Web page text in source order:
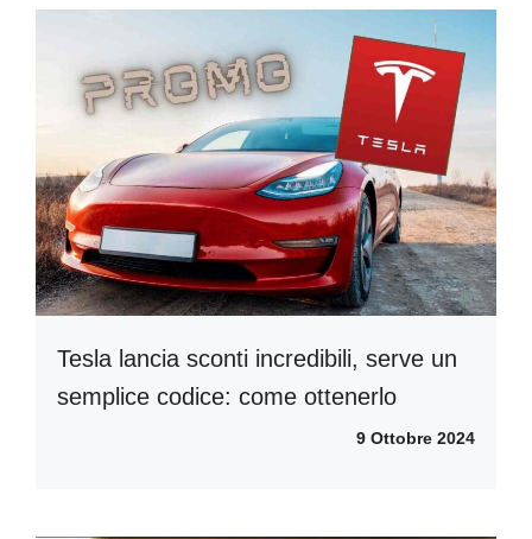
Tesla lancia sconti incredibili, serve un
semplice codice: come ottenerlo
9 Ottobre 2024